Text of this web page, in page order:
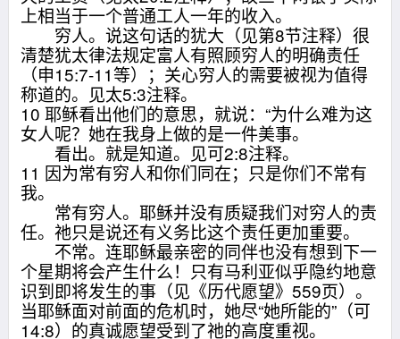
上相当于一个普通工人一年的收入。
穷人。说这句话的犹大（见第8节注释）很
清楚犹太律法规定富人有照顾穷人的明确责任
（申15:7-11等）；关心穷人的需要被视为值得
称道的。见太5:3注释。
10 耶稣看出他们的意思，就说：“为什么难为这
女人呢？她在我身上做的是一件美事。
看出。就是知道。见可2:8注释。
11 因为常有穷人和你们同在；只是你们不常有
我。
常有穷人。耶稣并没有质疑我们对穷人的责
任。祂只是说还有义务比这个责任更加重要。
不常。连耶稣最亲密的同伴也没有想到下一
个星期将会产生什么！只有马利亚似乎隐约地意
识到即将发生的事（见《历代愿望》559页）。
当耶稣面对前面的危机时，她尽“她所能的”（可
14:8）的真诚愿望受到了祂的高度重视。